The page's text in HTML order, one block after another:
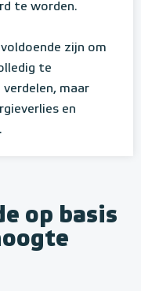
te worden.
zijn om
te
maar
en
op basis